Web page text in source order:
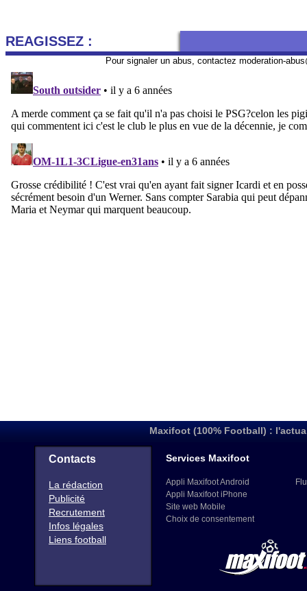
REAGISSEZ :
Pour signaler un abus, contactez moderation-
Maxifoot (100% Football) :
Contacts
La rédaction
Publicité
Recrutement
Infos légales
Liens football
Services Maxifoot
Appli Maxifoot Android
Appli Maxifoot iPhone
Site web Mobile
Choix de consentement